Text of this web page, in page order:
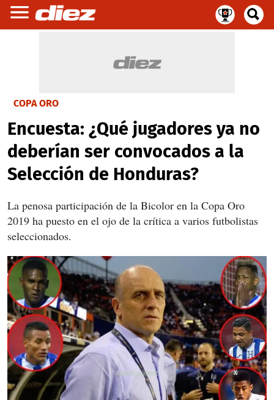
COPA ORO
Encuesta: ¿Qué jugadores ya no
deberían ser convocados a la
Selección de Honduras?
La penosa participación de la Bicolor en la Copa Oro
2019 ha puesto en el ojo de la crítica a varios futbolistas
seleccionados.
X